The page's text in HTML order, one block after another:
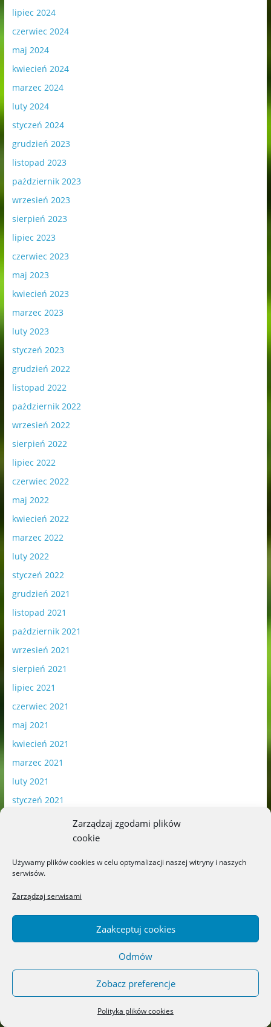
Zarządzaj zgodami plików
cookie
Używamy plików cookies w celu optymalizacji naszej witryny i naszych
serwisów.
Zarządzaj serwisami
Zaakceptuj cookies
Odmów
Zobacz preferencje
Polityka plików cookies
lipiec 2024
czerwiec 2024
maj 2024
kwiecień 2024
marzec 2024
luty 2024
styczeń 2024
grudzień 2023
listopad 2023
październik 2023
wrzesień 2023
sierpień 2023
lipiec 2023
czerwiec 2023
maj 2023
kwiecień 2023
marzec 2023
luty 2023
styczeń 2023
grudzień 2022
listopad 2022
październik 2022
wrzesień 2022
sierpień 2022
lipiec 2022
czerwiec 2022
maj 2022
kwiecień 2022
marzec 2022
luty 2022
styczeń 2022
grudzień 2021
listopad 2021
październik 2021
wrzesień 2021
sierpień 2021
lipiec 2021
czerwiec 2021
maj 2021
kwiecień 2021
marzec 2021
luty 2021
styczeń 2021
wrzesień 2020
sierpień 2020
lipiec 2020
kwiecień 2020